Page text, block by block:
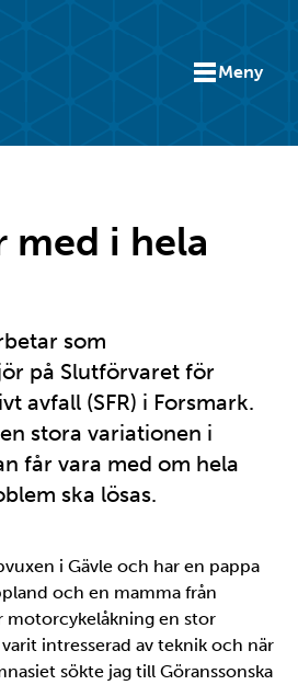
Meny
med i hela
som
på Slutförvaret för
avfall (SFR) i Forsmark.
stora variationen i
får vara med om hela
ska lösas.
i Gävle och har en pappa
och en mamma från
motorcykelåkning en stor
intresserad av teknik och när
sökte jag till Göranssonska